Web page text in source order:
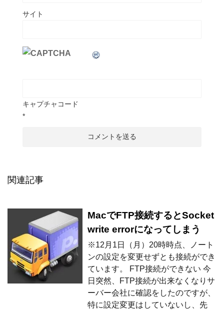
サイト
キャプチャコード
*
関連記事
MacでFTP接続するとSocket
write errorになってしまう
※12月1日（月）20時時点、ノート
ンの設定を変更せずとも接続ができ
ています。 FTP接続ができない 今
日突然、FTP接続が出来なくなりサ
ーバー会社に確認をしたのですが、
特に設定変更はしていないし、先